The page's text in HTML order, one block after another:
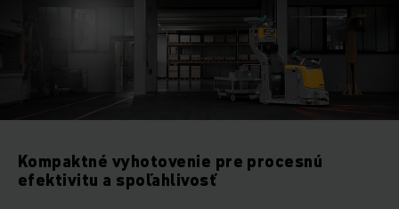
Kompaktné vyhotovenie pre procesnú
efektivitu a spoľahlivosť